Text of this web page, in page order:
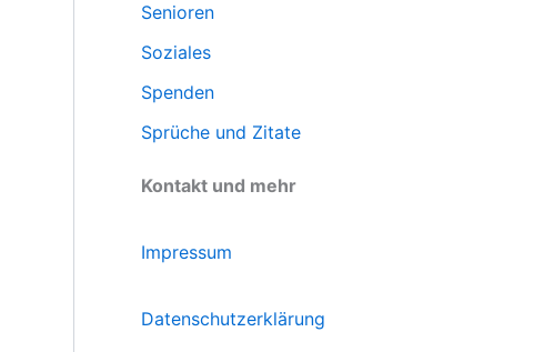
Senioren
Soziales
Spenden
Sprüche und Zitate
Kontakt und mehr
Impressum
Datenschutzerklärung